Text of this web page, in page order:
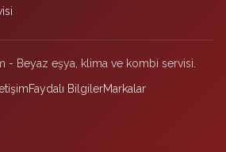
- Beyaz eşya, klima ve kombi servisi.
Faydalı BilgilerMarkalar